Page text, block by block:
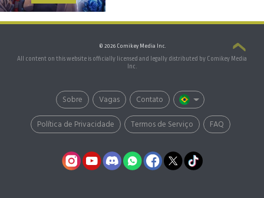
© 2026 Comikey Media Inc.
All content on this website is officially licensed and legally distributed by Comikey Media
Inc.
Sobre
Vagas
Política de Privacidade
Termos de Serviço FAQ
Contato